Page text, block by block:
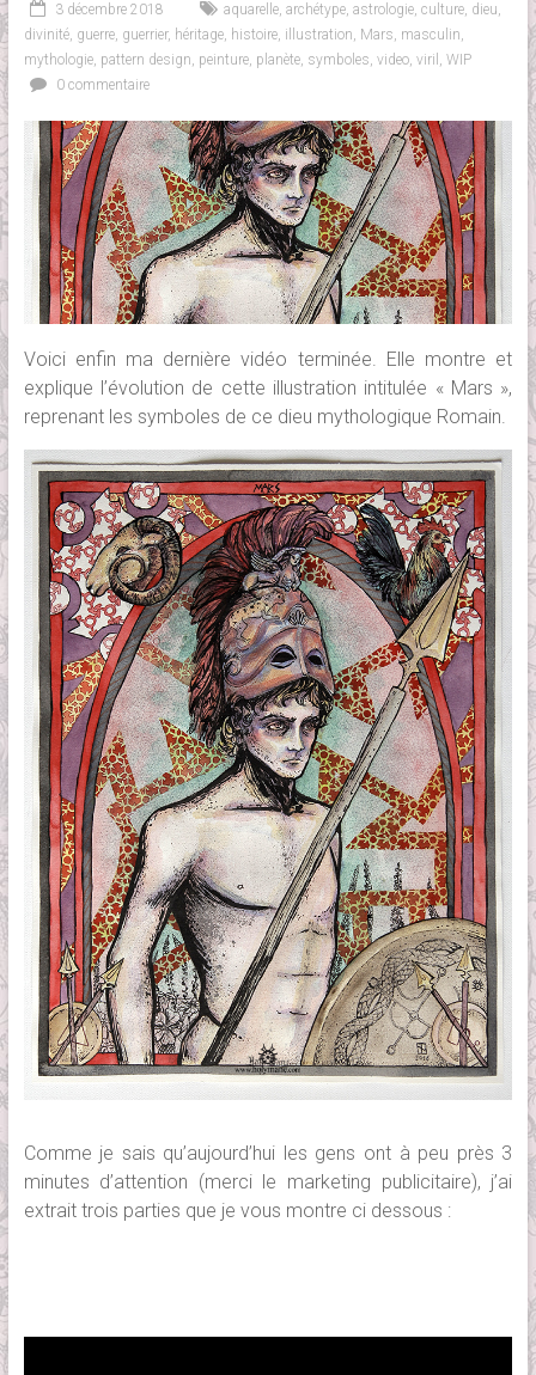
3 décembre 2018 aquarelle, archétype, astrologie, culture, dieu,
divinité, guerre, guerrier, héritage, histoire, illustration, Mars, masculin,
mythologie, pattern design, peinture, planète, symboles, video, viril , WIP
0 commentaire
Voici enfin ma dernière vidéo terminée. Elle montre et
explique l’évolution de cette illustration intitulée « Mars »,
reprenant les symboles de ce dieu mythologique Romain.
Comme je sais qu’aujourd’hui les gens ont à peu près 3
minutes d’attention (merci le marketing publicitaire), j’ai
extrait trois parties que je vous montre ci dessous :